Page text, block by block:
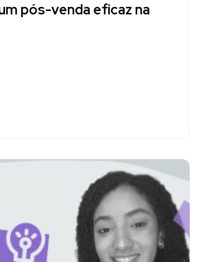
pós-venda eficaz na